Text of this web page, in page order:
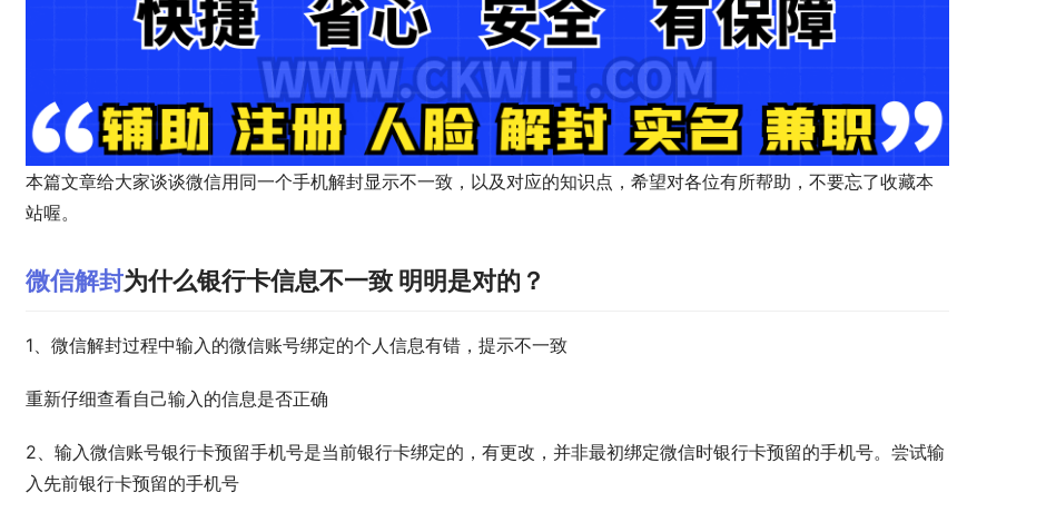
本篇文章给大家谈谈微信用同一个手机解封显示不一致，以及对应的知识点，希望对各位有所帮助，不要忘了收藏本
站喔。
微信解封为什么银行卡信息不一致 明明是对的？
1、微信解封过程中输入的微信账号绑定的个人信息有错，提示不一致
重新仔细查看自己输入的信息是否正确
2、输入微信账号银行卡预留手机号是当前银行卡绑定的，有更改，并非最初绑定微信时银行卡预留的手机号。尝试输
入先前银行卡预留的手机号